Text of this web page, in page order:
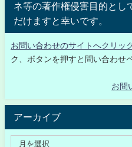
ネ等の著作権侵害目的とし
だけますと幸いです。
お問い合わせのサイトへクリッ
ク、ボタンを押すと問い合わせ
お問
アーカイブ